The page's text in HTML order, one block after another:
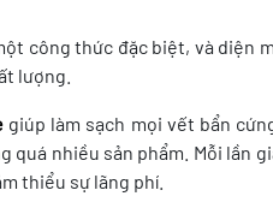
công thức đặc biệt, và diện
lượng.
giúp làm sạch mọi vết bẩn
quá nhiều sản phẩm. Mỗi lần
thiểu sự lãng phí.